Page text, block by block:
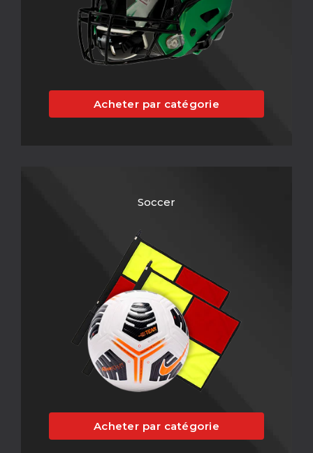
Acheter par catégorie
Soccer
Acheter par catégorie